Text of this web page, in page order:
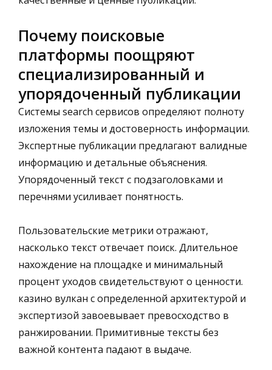
Почему поисковые
платформы поощряют
специализированный и
упорядоченный публикации
Системы search сервисов определяют полноту
изложения темы и достоверность информации.
Экспертные публикации предлагают валидные
информацию и детальные объяснения.
Упорядоченный текст с подзаголовками и
перечнями усиливает понятность.
Пользовательские метрики отражают,
насколько текст отвечает поиск. Длительное
нахождение на площадке и минимальный
процент уходов свидетельствуют о ценности.
казино вулкан с определенной архитектурой и
экспертизой завоевывает превосходство в
ранжировании. Примитивные тексты без
важной контента падают в выдаче.